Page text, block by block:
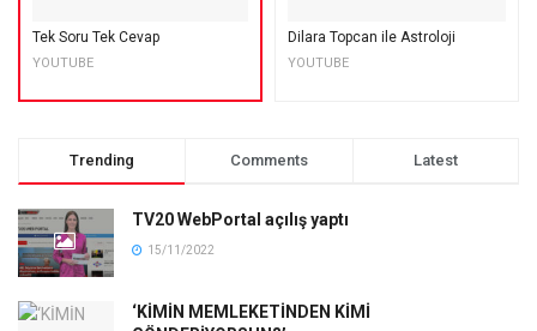
Tek Soru Tek Cevap
YOUTUBE
Dilara Topcan ile Astroloji
YOUTUBE
Trending Comments Latest
TV20 WebPortal açılış yaptı
15/11/2022
‘KİMİN MEMLEKETİNDEN KİMİ